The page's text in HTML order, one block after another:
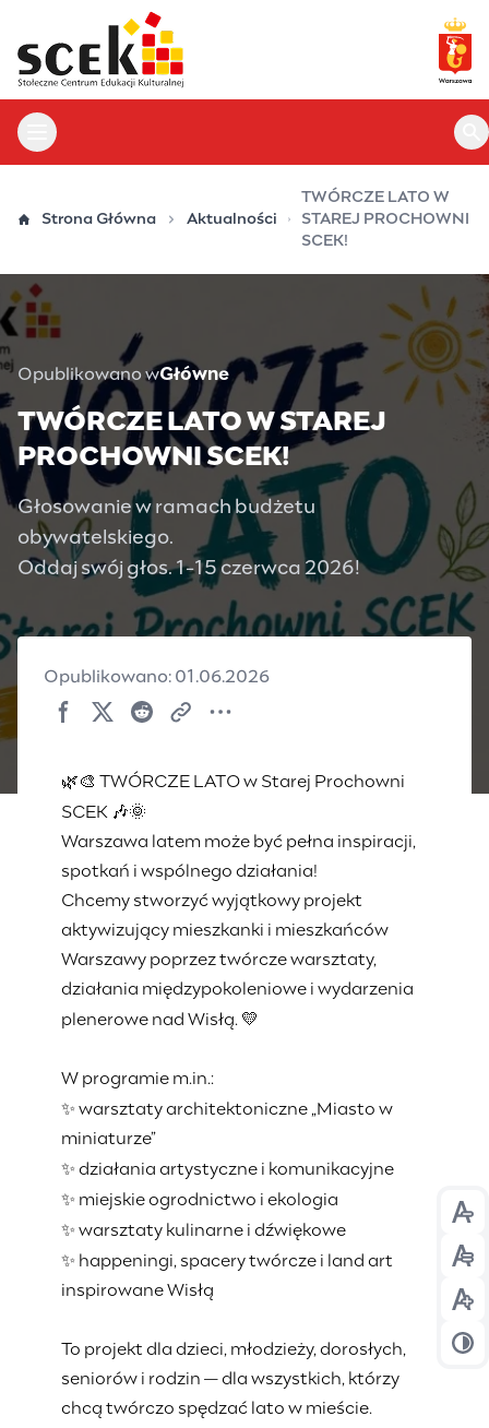
treści
Otwórz menu główne
Strona Główna Aktualności
TWÓRCZE LATO W
STAREJ PROCHOWNI
SCEK!
Opublikowano wGłówne
TWÓRCZE LATO W STAREJ
PROCHOWNI SCEK!
Głosowanie w ramach budżetu
obywatelskiego.
Oddaj swój głos. 1-15 czerwca 2026!
Opublikowano: 01.06.2026
🌿🎨 TWÓRCZE LATO w Starej Prochowni
SCEK 🎶🌞
Warszawa latem może być pełna inspiracji,
spotkań i wspólnego działania!
Chcemy stworzyć wyjątkowy projekt
aktywizujący mieszkanki i mieszkańców
Warszawy poprzez twórcze warsztaty,
działania międzypokoleniowe i wydarzenia
plenerowe nad Wisłą. 💛
W programie m.in.:
✨ warsztaty architektoniczne „Miasto w
miniaturze”
✨ działania artystyczne i komunikacyjne
✨ miejskie ogrodnictwo i ekologia
✨ warsztaty kulinarne i dźwiękowe
✨ happeningi, spacery twórcze i land art
inspirowane Wisłą
To projekt dla dzieci, młodzieży, dorosłych,
seniorów i rodzin — dla wszystkich, którzy
chcą twórczo spędzać lato w mieście.